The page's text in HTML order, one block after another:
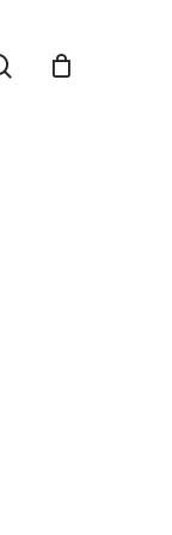
procurar